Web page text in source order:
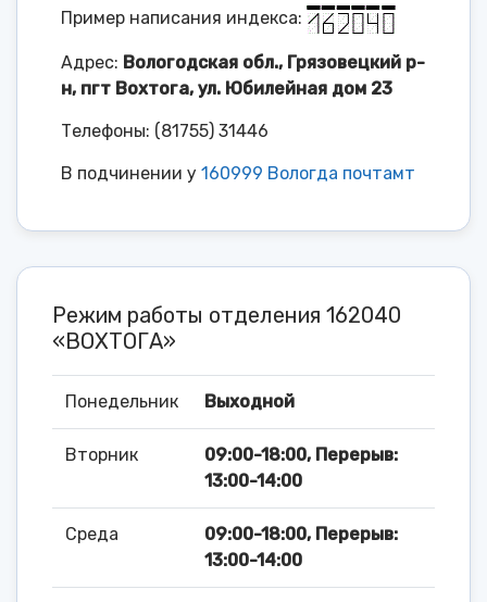
Пример написания индекса:
Адрес: Вологодская обл., Грязовецкий р-
н, пгт Вохтога, ул. Юбилейная дом 23
Телефоны: (81755) 31446
В подчинении у 160999 Вологда почтамт
Режим работы отделения 162040
«ВОХТОГА»
Понедельник Выходной
Вторник
09:00-18:00, Перерыв:
13:00-14:00
Среда
09:00-18:00, Перерыв:
13:00-14:00